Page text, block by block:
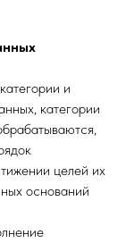
и
категории
целей их
оснований